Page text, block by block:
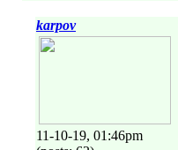
karpov
11-10-19, 01:46pm